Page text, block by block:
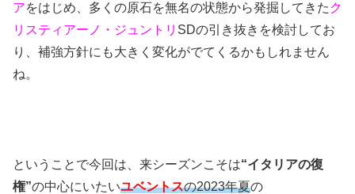
アをはじめ、多くの原石を無名の状態から発掘してきた ク
リスティアーノ・ジュントリ SDの引き抜きを検討してお
り、補強方針にも大きく変化がでてくるかもしれません
ね。
ということで今回は、来シーズンこそは“イタリアの復
権”の中心にいたいユベントスの2023年夏の